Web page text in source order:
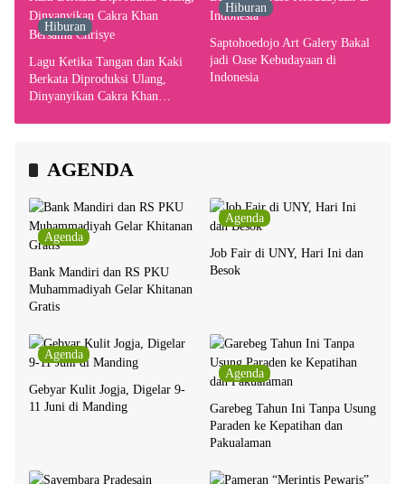
Hiburan
Lagu Ketika Tangan dan Kaki
Berkata Diproduksi Ulang,
Dinyanyikan Cakra Khan
Hiburan
Saptohoedojo Art Galery Bakal
jadi Oase Kebudayaan di
Indonesia
AGENDA
Agenda
Bank Mandiri dan RS PKU
Muhammadiyah Gelar Khitanan
Gratis
Agenda
Job Fair di UNY, Hari Ini dan
Besok
Agenda
Gebyar Kulit Jogja, Digelar 9-
11 Juni di Manding
Agenda
Garebeg Tahun Ini Tanpa Usung
Paraden ke Kepatihan dan
Pakualaman